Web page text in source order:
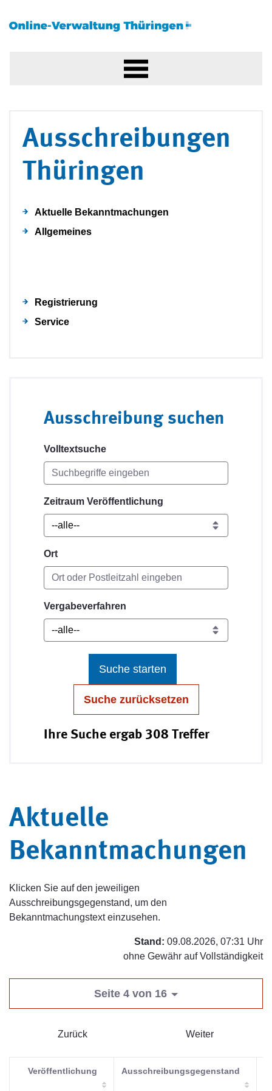
Ausschreibungen
Thüringen
Aktuelle Bekanntmachungen
Allgemeines
Registrierung
Service
Ausschreibung suchen
Volltextsuche
Zeitraum Veröffentlichung
Ort
Vergabeverfahren
Suche starten
Suche zurücksetzen
Ihre Suche ergab 308 Treffer
Aktuelle
Bekanntmachungen
Klicken Sie auf den jeweiligen
Ausschreibungsgegenstand, um den
Bekanntmachungstext einzusehen.
Stand: 09.08.2026, 07:31 Uhr
ohne Gewähr auf Vollständigkeit
Seite 4 von 16
Zurück Weiter
Veröffentlichung Ausschreibungsgegenstand